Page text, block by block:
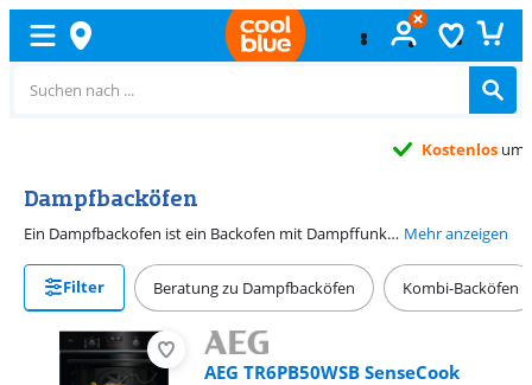
Dampfbacköfen
Ein Dampfbackofen ist ein Backofen mit Dampffunktion. Anstelle von Heißluft wird bei diesen Modellen Wasserdampf verwendet. Öl und Butter werden nicht benötigt, sodass die Zubereitung wesentlich gesünder ist. Außerdem bleiben Aromen und Vitamine bewahrt. Worauf musst du bei einem Dampfbackofen achten? Zunächst auf die Art der Dampffunktion: teilweise oder vollwertig. Wenn der Backofen zum Teil mit Dampf funktioniert, ist es eigentlich ein Dampfbackofen. Dann wird nur zu Beginn des Garprozesses Dampf verwendet. Er eignet sich zum Backen von Lasagne, Pizza, Kuchen und Brot, ganz ohne Austrocknen. In einem Modell mit vollwertiger Dampffunktion bereitest du komplette Mahlzeiten zu. Hier ist der Dampf von Anfang bis Ende des Backvorgangs anwesend. Mehr anzeigen
Filter Beratung zu Dampfbacköfen Kombi-Backöfen
AEG TR6PB50WSB SenseCook